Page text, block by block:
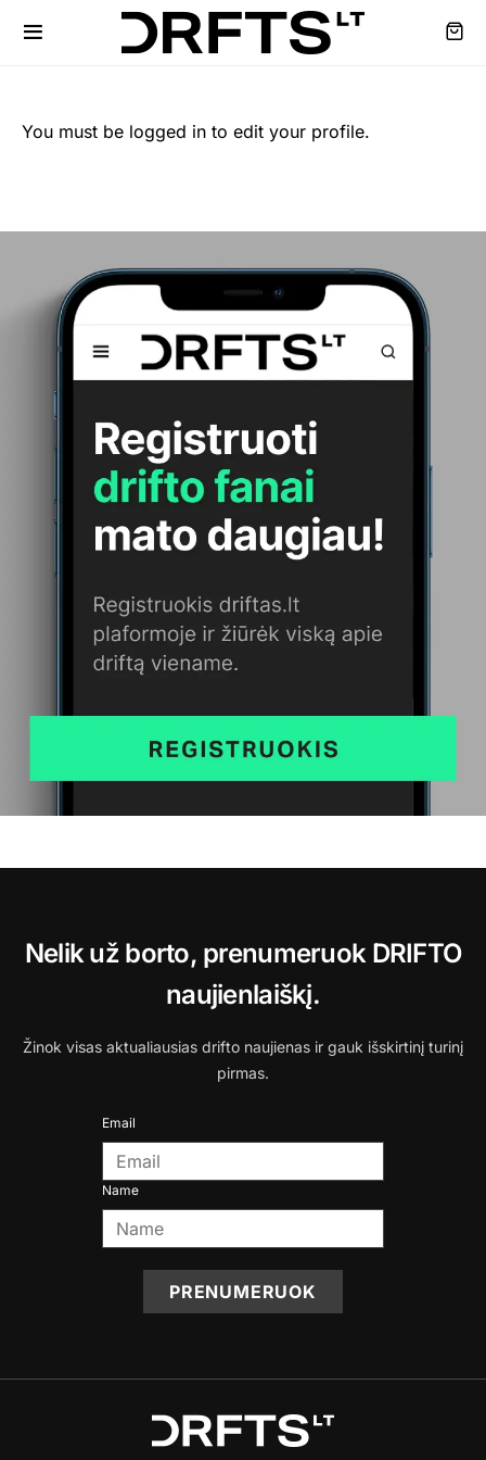
You must be logged in to edit your profile.
Nelik už borto, prenumeruok DRIFTO
naujienlaiškį.
Žinok visas aktualiausias drifto naujienas ir gauk išskirtinį turinį
pirmas.
Email
Name
PRENUMERUOK